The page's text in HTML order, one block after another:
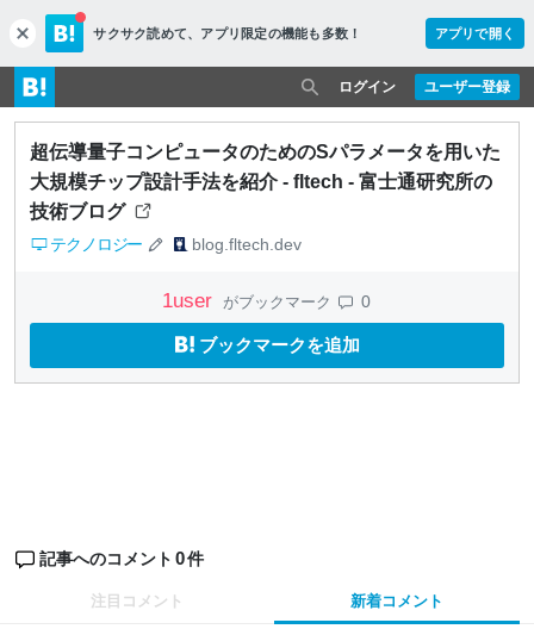
c
l
o
s
e
サクサク読めて、 アプリ限定の機能も多数！ アプリで開く
ユーザー登録
ログイン
超伝導量子コンピュータのためのSパラメータを用いた
大規模チップ設計手法を紹介 - fltech - 富士通研究所の
技術ブログ
テクノロジー blog.fltech.dev
1user がブックマーク 0
ブックマークを追加
記事へのコメント 0件
注目コメント 新着コメント